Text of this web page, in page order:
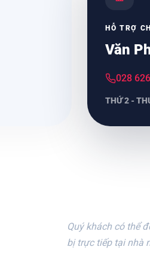
HỖ TRỢ
Văn
028
THỨ 2 -
Quý khách có thể
bị trực tiếp tại nhà